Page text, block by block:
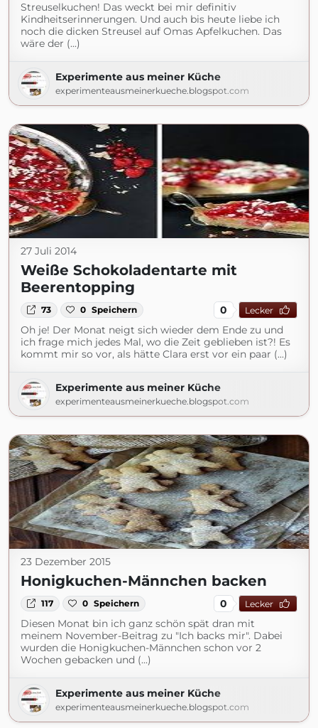
Streuselkuchen! Das weckt bei mir definitiv
Kindheitserinnerungen. Und auch bis heute liebe ich
noch die dicken Streusel auf Omas Apfelkuchen. Das
wäre der (...)
Experimente aus meiner Küche
experimenteausmeinerkueche.blogspot.com
27 Juli 2014
Weiße Schokoladentarte mit
Beerentopping
73 0 Speichern 0 Lecker
Oh je! Der Monat neigt sich wieder dem Ende zu und
ich frage mich jedes Mal, wo die Zeit geblieben ist?! Es
kommt mir so vor, als hätte Clara erst vor ein paar (...)
Experimente aus meiner Küche
experimenteausmeinerkueche.blogspot.com
23 Dezember 2015
Honigkuchen-Männchen backen
117 0 Speichern 0 Lecker
Diesen Monat bin ich ganz schön spät dran mit
meinem November-Beitrag zu "Ich backs mir". Dabei
wurden die Honigkuchen-Männchen schon vor 2
Wochen gebacken und (...)
Experimente aus meiner Küche
experimenteausmeinerkueche.blogspot.com